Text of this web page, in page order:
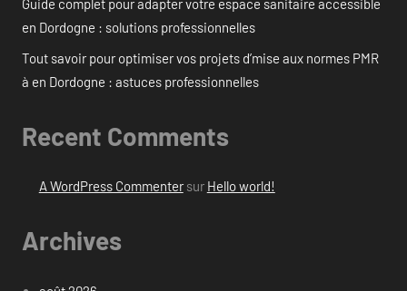
Guide complet pour adapter votre espace sanitaire accessible
en Dordogne : solutions professionnelles
Tout savoir pour optimiser vos projets d’mise aux normes PMR
à en Dordogne : astuces professionnelles
Recent Comments
A WordPress Commentersur Hello world!
Archives